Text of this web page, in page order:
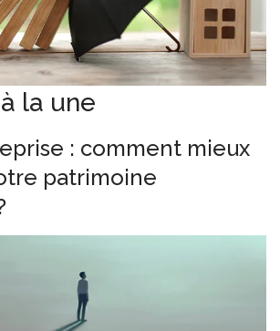
la une
: comment mieux
patrimoine